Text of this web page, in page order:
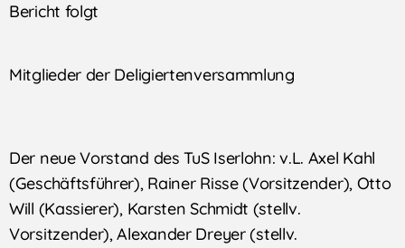
Bericht folgt
Mitglieder der Deligiertenversammlung
Der neue Vorstand des TuS Iserlohn: v.L. Axel Kahl
(Geschäftsführer), Rainer Risse (Vorsitzender), Otto
Will (Kassierer), Karsten Schmidt (stellv.
Vorsitzender), Alexander Dreyer (stellv.